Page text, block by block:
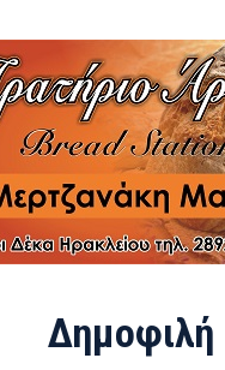
Δημοφιλή